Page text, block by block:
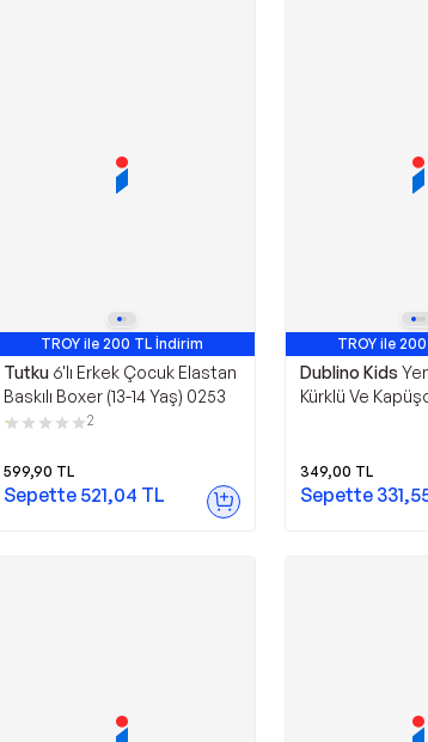
TROY ile 200 TL İndirim
Tutku 6'lı Erkek Çocuk Elastan
Baskılı Boxer (13-14 Yaş) 0253
2
599,90 TL
Sepette 521,04 TL
TROY ile
Dublino Kids
Kürklü Ve
349,00 TL
Sepette